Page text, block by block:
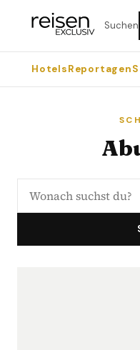
Suchen
HotelsReportagen